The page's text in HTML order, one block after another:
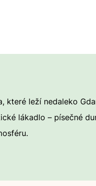
které leží nedaleko
lákadlo – písečné